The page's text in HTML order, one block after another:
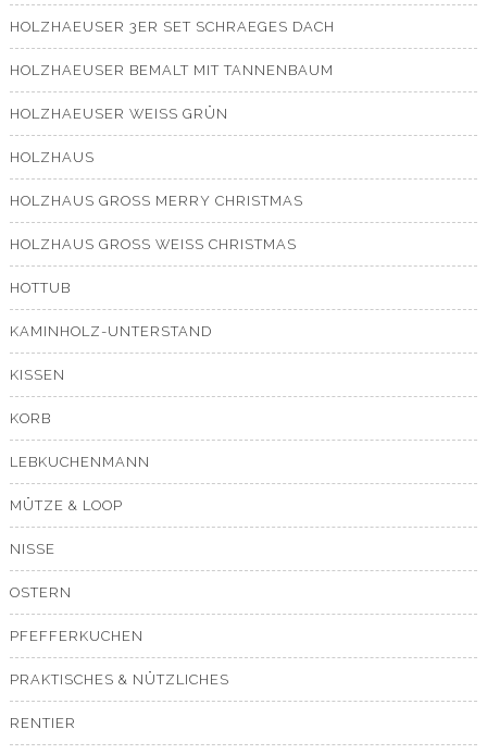
HOLZHAEUSER 3ER SET SCHRAEGES DACH
HOLZHAEUSER BEMALT MIT TANNENBAUM
HOLZHAEUSER WEISS GRÜN
HOLZHAUS
HOLZHAUS GROSS MERRY CHRISTMAS
HOLZHAUS GROSS WEISS CHRISTMAS
HOTTUB
KAMINHOLZ-UNTERSTAND
KISSEN
KORB
LEBKUCHENMANN
MÜTZE & LOOP
NISSE
OSTERN
PFEFFERKUCHEN
PRAKTISCHES & NÜTZLICHES
RENTIER